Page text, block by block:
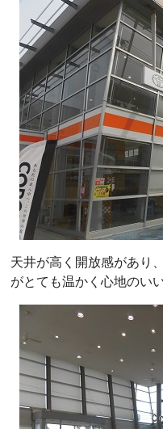
o
o
k
a
天井が高く開放感があり
がとても温かく心地のい